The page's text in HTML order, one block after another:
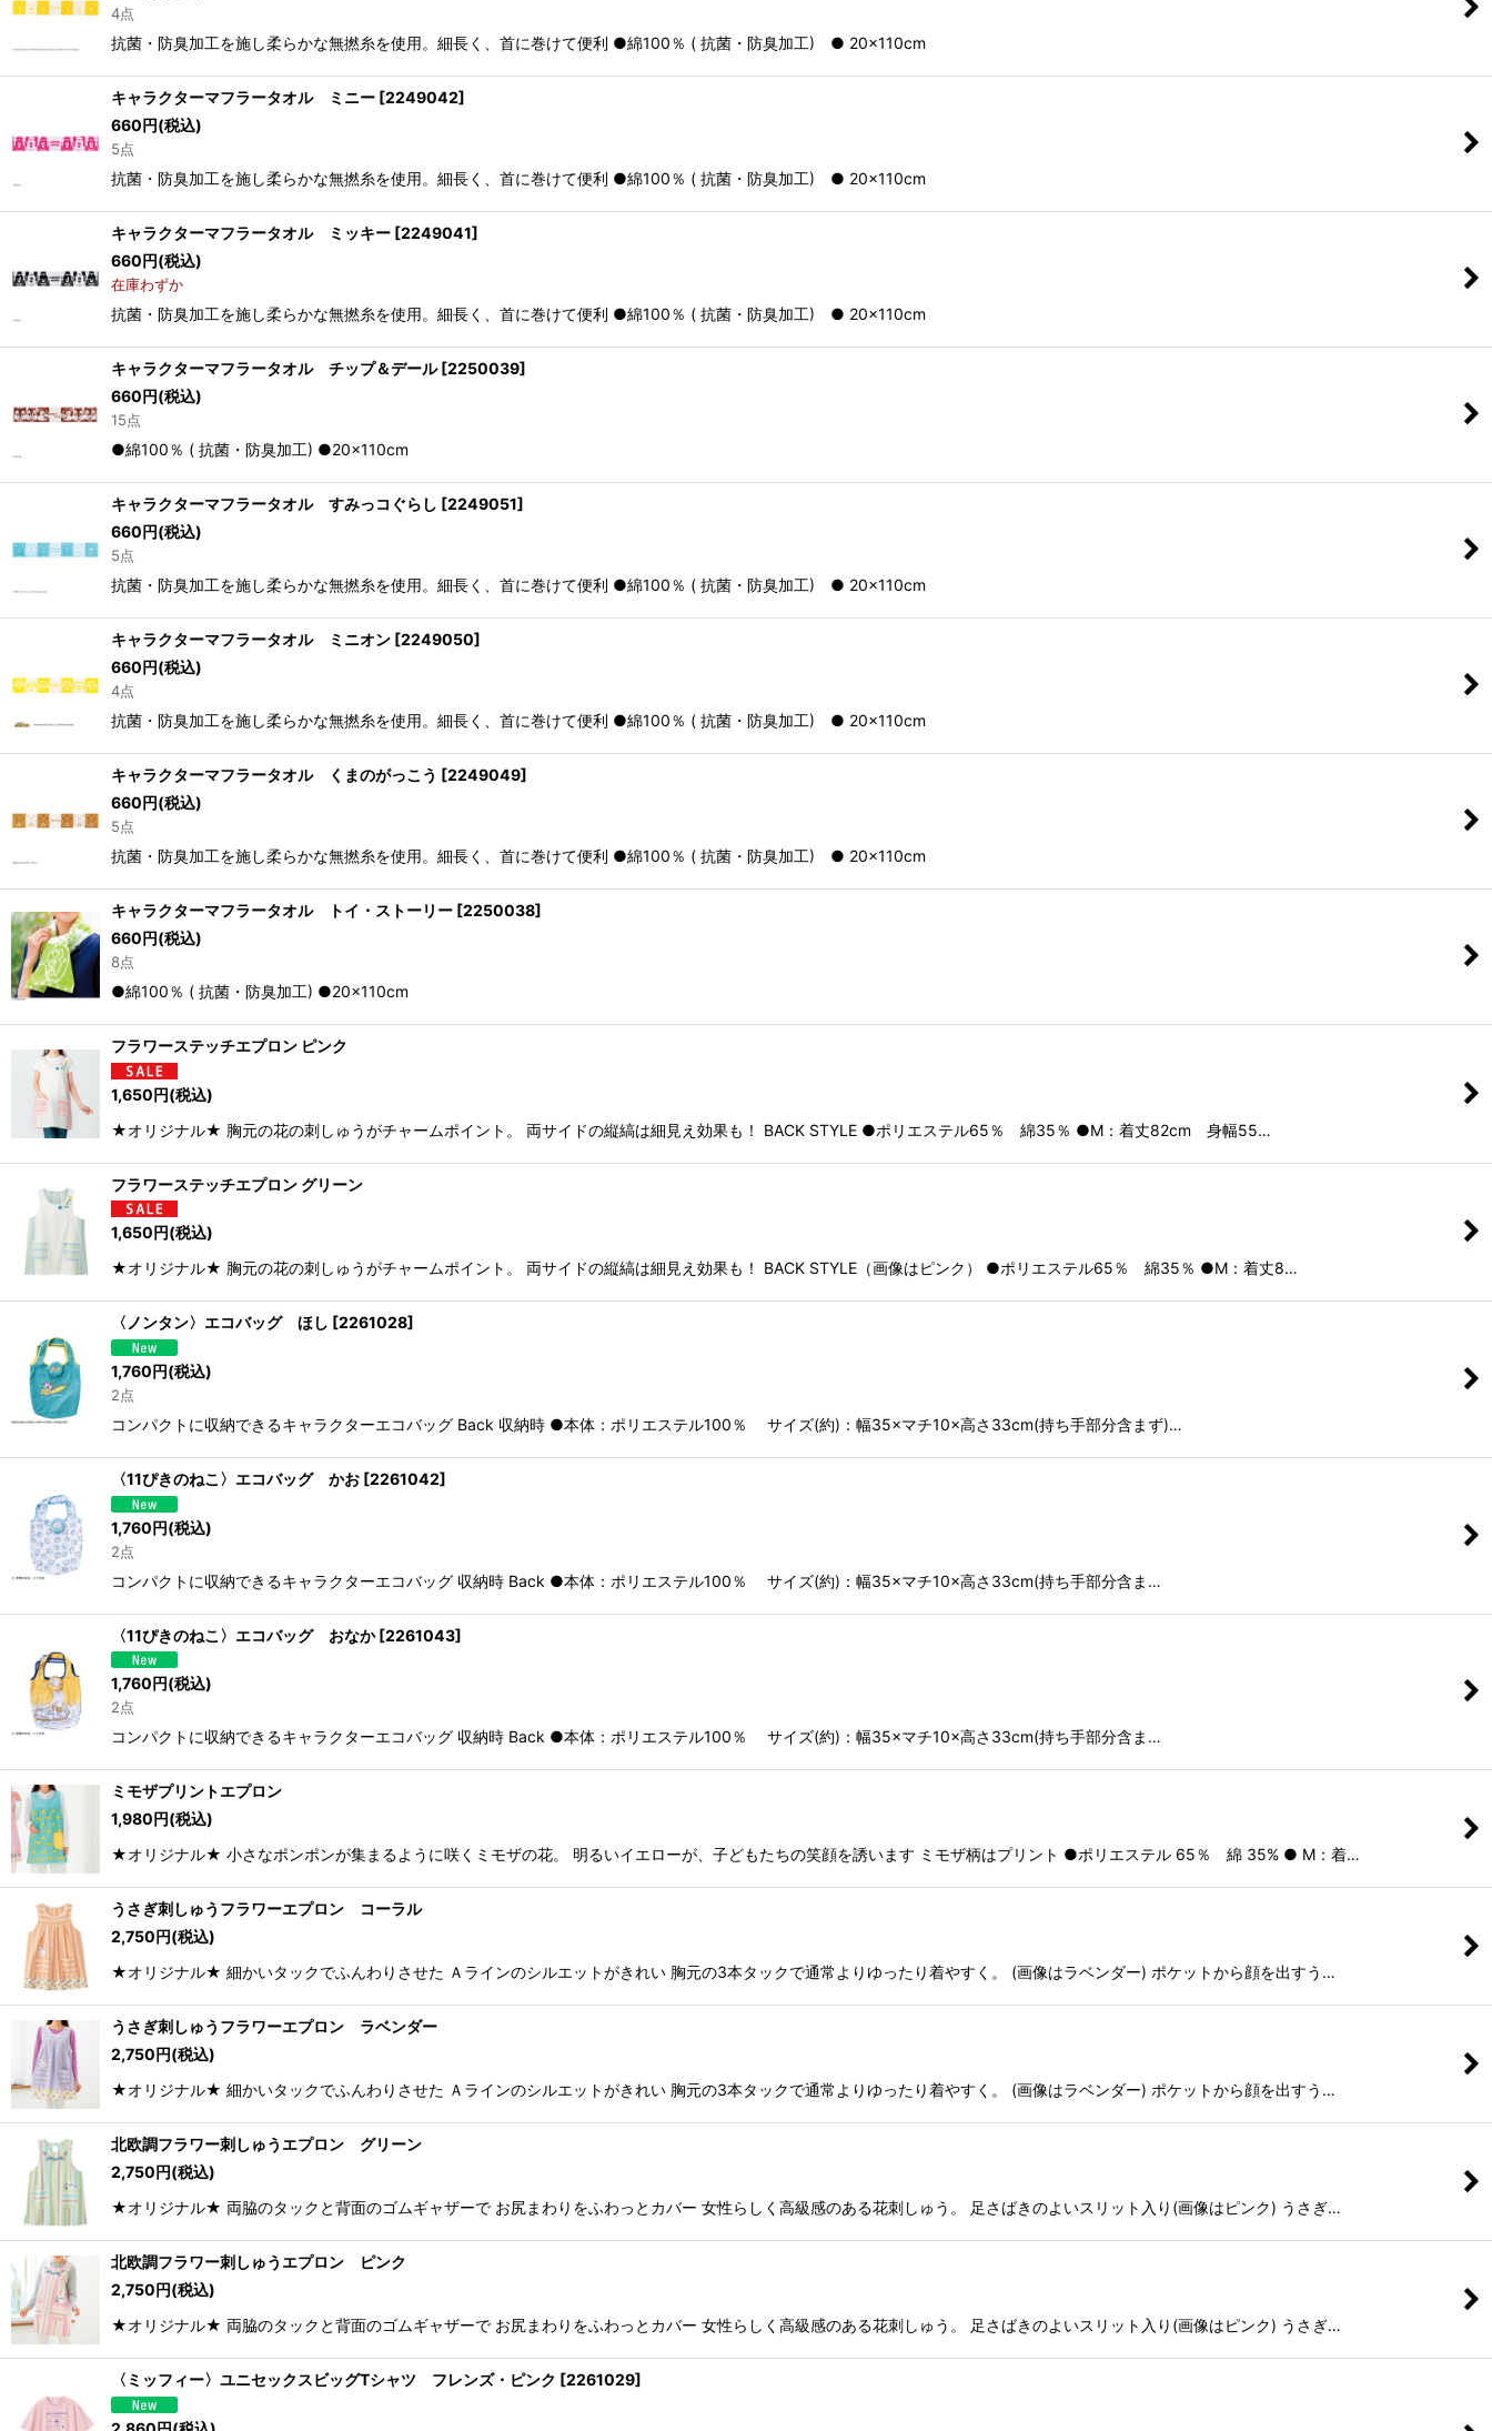
4点
抗菌・防臭加工を施し柔らかな無撚糸を使用。細長く、首に巻けて便利 ●綿100％ ( 抗菌・防臭加工) ● 20×110cm
キャラクターマフラータオル ミニー [2249042]
660円(税込)
5点
抗菌・防臭加工を施し柔らかな無撚糸を使用。細長く、首に巻けて便利 ●綿100％ ( 抗菌・防臭加工) ● 20×110cm
キャラクターマフラータオル ミッキー [2249041]
660円(税込)
在庫わずか
抗菌・防臭加工を施し柔らかな無撚糸を使用。細長く、首に巻けて便利 ●綿100％ ( 抗菌・防臭加工) ● 20×110cm
キャラクターマフラータオル チップ＆デール [2250039]
660円(税込)
15点
●綿100％ ( 抗菌・防臭加工) ●20×110cm
キャラクターマフラータオル すみっコぐらし [2249051]
660円(税込)
5点
抗菌・防臭加工を施し柔らかな無撚糸を使用。細長く、首に巻けて便利 ●綿100％ ( 抗菌・防臭加工) ● 20×110cm
キャラクターマフラータオル ミニオン [2249050]
660円(税込)
4点
抗菌・防臭加工を施し柔らかな無撚糸を使用。細長く、首に巻けて便利 ●綿100％ ( 抗菌・防臭加工) ● 20×110cm
キャラクターマフラータオル くまのがっこう [2249049]
660円(税込)
5点
抗菌・防臭加工を施し柔らかな無撚糸を使用。細長く、首に巻けて便利 ●綿100％ ( 抗菌・防臭加工) ● 20×110cm
キャラクターマフラータオル トイ・ストーリー [2250038]
660円(税込)
8点
●綿100％ ( 抗菌・防臭加工) ●20×110cm
フラワーステッチエプロン ピンク
1,650円(税込)
★オリジナル★ 胸元の花の刺しゅうがチャームポイント。 両サイドの縦縞は細見え効果も！ BACK STYLE ●ポリエステル65％ 綿35％ ●M：着丈82cm 身幅55…
フラワーステッチエプロン グリーン
1,650円(税込)
★オリジナル★ 胸元の花の刺しゅうがチャームポイント。 両サイドの縦縞は細見え効果も！ BACK STYLE（画像はピンク） ●ポリエステル65％ 綿35％ ●M：着丈8…
〈ノンタン〉エコバッグ ほし [2261028]
1,760円(税込)
2点
コンパクトに収納できるキャラクターエコバッグ Back 収納時 ●本体：ポリエステル100％ サイズ(約)：幅35×マチ10×高さ33cm(持ち手部分含まず)…
〈11ぴきのねこ〉エコバッグ かお [2261042]
1,760円(税込)
2点
コンパクトに収納できるキャラクターエコバッグ 収納時 Back ●本体：ポリエステル100％ サイズ(約)：幅35×マチ10×高さ33cm(持ち手部分含ま…
〈11ぴきのねこ〉エコバッグ おなか [2261043]
1,760円(税込)
2点
コンパクトに収納できるキャラクターエコバッグ 収納時 Back ●本体：ポリエステル100％ サイズ(約)：幅35×マチ10×高さ33cm(持ち手部分含ま…
ミモザプリントエプロン
1,980円(税込)
★オリジナル★ 小さなポンポンが集まるように咲くミモザの花。 明るいイエローが、子どもたちの笑顔を誘います ミモザ柄はプリント ●ポリエステル 65％ 綿 35% ● M：着…
うさぎ刺しゅうフラワーエプロン コーラル
2,750円(税込)
★オリジナル★ 細かいタックでふんわりさせた Ａラインのシルエットがきれい 胸元の3本タックで通常よりゆったり着やすく。 (画像はラベンダー) ポケットから顔を出すう…
うさぎ刺しゅうフラワーエプロン ラベンダー
2,750円(税込)
★オリジナル★ 細かいタックでふんわりさせた Ａラインのシルエットがきれい 胸元の3本タックで通常よりゆったり着やすく。 (画像はラベンダー) ポケットから顔を出すう…
北欧調フラワー刺しゅうエプロン グリーン
2,750円(税込)
★オリジナル★ 両脇のタックと背面のゴムギャザーで お尻まわりをふわっとカバー 女性らしく高級感のある花刺しゅう。 足さばきのよいスリット入り(画像はピンク) うさぎ…
北欧調フラワー刺しゅうエプロン ピンク
2,750円(税込)
★オリジナル★ 両脇のタックと背面のゴムギャザーで お尻まわりをふわっとカバー 女性らしく高級感のある花刺しゅう。 足さばきのよいスリット入り(画像はピンク) うさぎ…
〈ミッフィー〉ユニセックスビッグTシャツ フレンズ・ピンク [2261029]